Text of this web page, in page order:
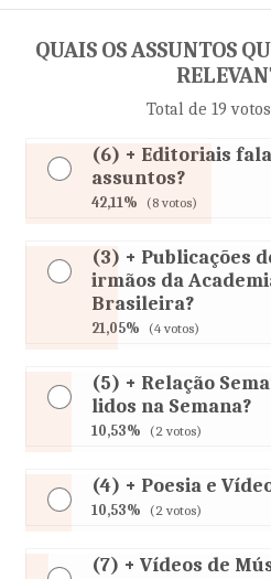
QUAIS OS ASSUNTOS
Total de 19
(6) + Editoriais
assuntos?
42,11% (8 votos)
(3) + Publicações
irmãos da
Brasileira?
21,05% (4 votos)
(5) + Relação
lidos na Semana?
10,53% (2 votos)
(4) + Poesia e
10,53% (2 votos)
(7) + Vídeos de